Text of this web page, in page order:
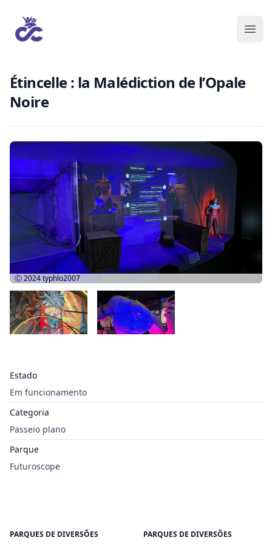
Étincelle : la Malédiction de l’Opale
Noire
Estado
Em funcionamento
Categoria
Passeio plano
Parque
Futuroscope
Ⓒ 2024typhlo2007
PARQUES DE DIVERSÕES PARQUES DE DIVERSÕES